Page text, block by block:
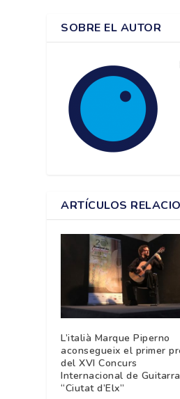
SOBRE EL AUTOR
ARTÍCULOS
L’italià Marque Piperno
aconsegueix el primer
del XVI Concurs
Internacional de Guitarra
“Ciutat d’Elx”